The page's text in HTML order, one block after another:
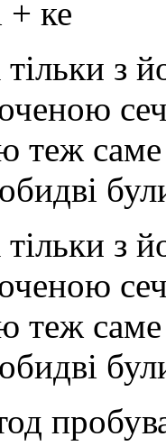
ке
тільки з
теж
тільки з
теж